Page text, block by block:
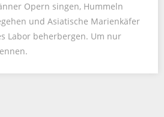
Opern singen, Hummeln
und Asiatische Marienkäfer
Labor beherbergen. Um nur